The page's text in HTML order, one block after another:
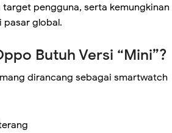
pengguna, serta kemungkinan
pasar global.
Butuh Versi “Mini”?
dirancang sebagai smartwatch